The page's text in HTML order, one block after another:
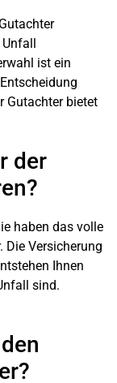
ist ein
Gutachter bietet
der
haben das volle
Die Versicherung
Ihnen
sind.